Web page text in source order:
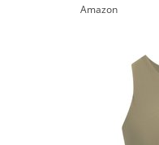
Amazon